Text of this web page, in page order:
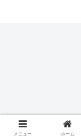
メニュー ホーム